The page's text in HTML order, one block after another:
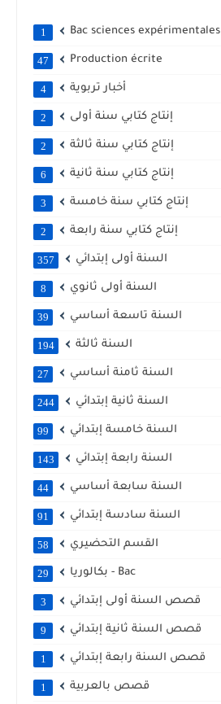
Bac sciences expérimentales
1
Production écrite
47
أخبار تربوية 4
إنتاج كتابي سنة أولى 2
إنتاج كتابي سنة ثالثة 2
إنتاج كتابي سنة ثانية 6
إنتاج كتابي سنة خامسة 3
إنتاج كتابي سنة رابعة 2
السنة أولى إبتدائي 357
السنة أولى ثانوي 8
السنة تاسعة أساسي 39
السنة ثالثة 194
السنة ثامنة أساسي 27
السنة ثانية إبتدائي 244
السنة خامسة إبتدائي 99
السنة رابعة إبتدائي 143
السنة سابعة أساسي 44
السنة سادسة إبتدائي 91
القسم التحضيري 58
بكالوريا - Bac 29
قصص السنة أولى إبتدائي 3
قصص السنة ثانية إبتدائي 9
قصص السنة رابعة إبتدائي 1
قصص بالعربية 1